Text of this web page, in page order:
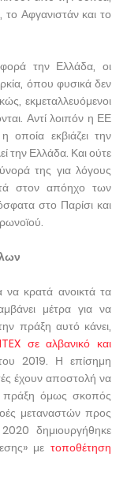
Αφγανιστάν και το
την Ελλάδα, οι
όπου φυσικά δεν
εκμεταλλευόμενοι
Αντί λοιπόν η ΕΕ
οποία εκβιάζει την
την Ελλάδα. Και ούτε
της για λόγους
στον απόηχο των
στο Παρίσι και
κρατά ανοικτά τα
μέτρα για να
πράξη αυτό κάνει,
σε αλβανικό και
2019. Η επίσημη
έχουν αποστολή να
πράξη όμως σκοπός
μεταναστών προς
δημιουργήθηκε
με τοποθέτηση